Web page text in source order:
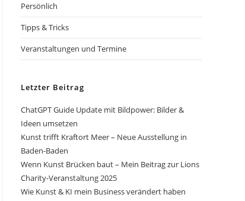
Persönlich
Tipps & Tricks
Veranstaltungen und Termine
Letzter Beitrag
ChatGPT Guide Update mit Bildpower: Bilder &
Ideen umsetzen
Kunst trifft Kraftort Meer – Neue Ausstellung in
Baden-Baden
Wenn Kunst Brücken baut – Mein Beitrag zur Lions
Charity-Veranstaltung 2025
Wie Kunst & KI mein Business verändert haben